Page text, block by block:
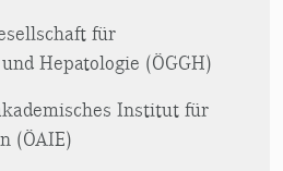
für
Hepatologie (ÖGGH)
Institut für
(ÖAIE)